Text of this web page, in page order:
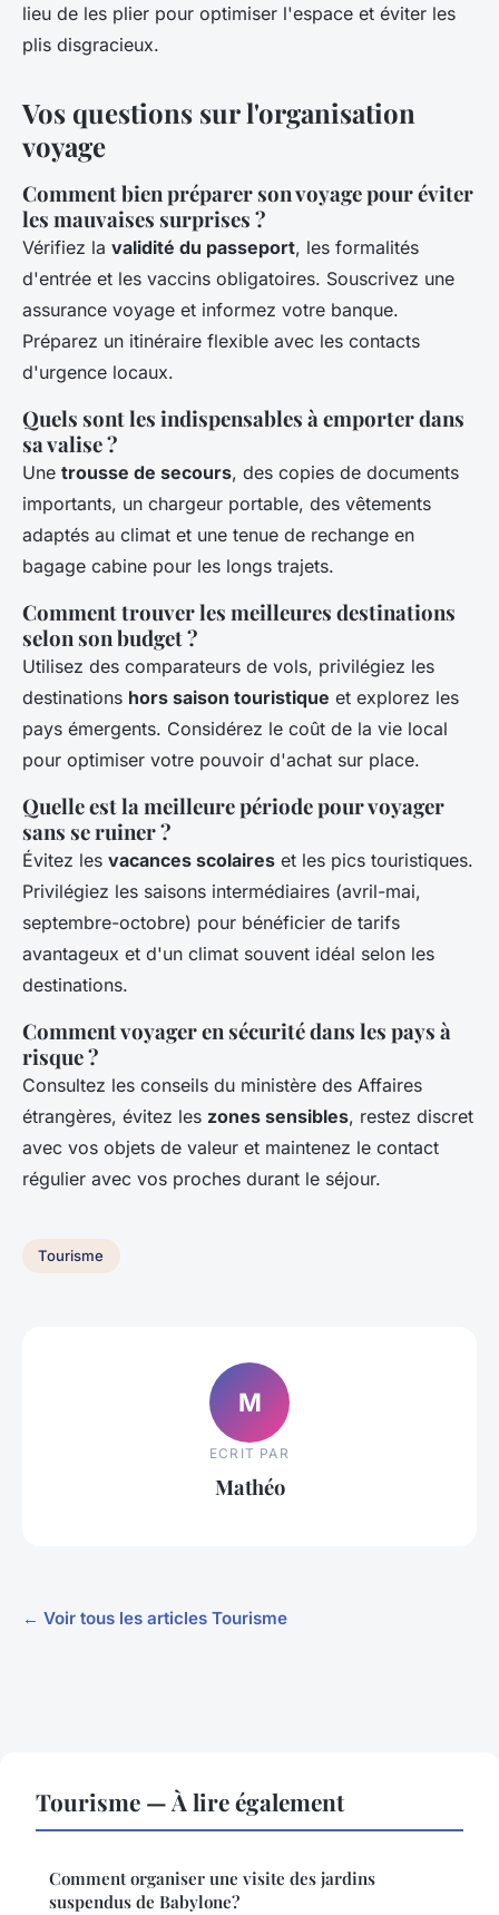
lieu de les plier pour optimiser l'espace et éviter les
plis disgracieux.
Vos questions sur l'organisation
voyage
Comment bien préparer son voyage pour éviter
les mauvaises surprises ?
Vérifiez la validité du passeport, les formalités
d'entrée et les vaccins obligatoires. Souscrivez une
assurance voyage et informez votre banque.
Préparez un itinéraire flexible avec les contacts
d'urgence locaux.
Quels sont les indispensables à emporter dans
sa valise ?
Une trousse de secours, des copies de documents
importants, un chargeur portable, des vêtements
adaptés au climat et une tenue de rechange en
bagage cabine pour les longs trajets.
Comment trouver les meilleures destinations
selon son budget ?
Utilisez des comparateurs de vols, privilégiez les
destinations hors saison touristique et explorez les
pays émergents. Considérez le coût de la vie local
pour optimiser votre pouvoir d'achat sur place.
Quelle est la meilleure période pour voyager
sans se ruiner ?
Évitez les vacances scolaires et les pics touristiques.
Privilégiez les saisons intermédiaires (avril-mai,
septembre-octobre) pour bénéficier de tarifs
avantageux et d'un climat souvent idéal selon les
destinations.
Comment voyager en sécurité dans les pays à
risque ?
Consultez les conseils du ministère des Affaires
étrangères, évitez les zones sensibles, restez discret
avec vos objets de valeur et maintenez le contact
régulier avec vos proches durant le séjour.
Tourisme
M
ECRIT PAR
Mathéo
← Voir tous les articles Tourisme
Tourisme — À lire également
Comment organiser une visite des jardins
suspendus de Babylone?